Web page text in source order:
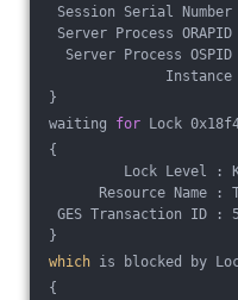
Session Serial Number
Server Process
Server Process OSPID
Instance :
}
waiting for Lock
{
Lock Level :
Resource Name : TX
GES Transaction ID :
}
which is blocked by
{